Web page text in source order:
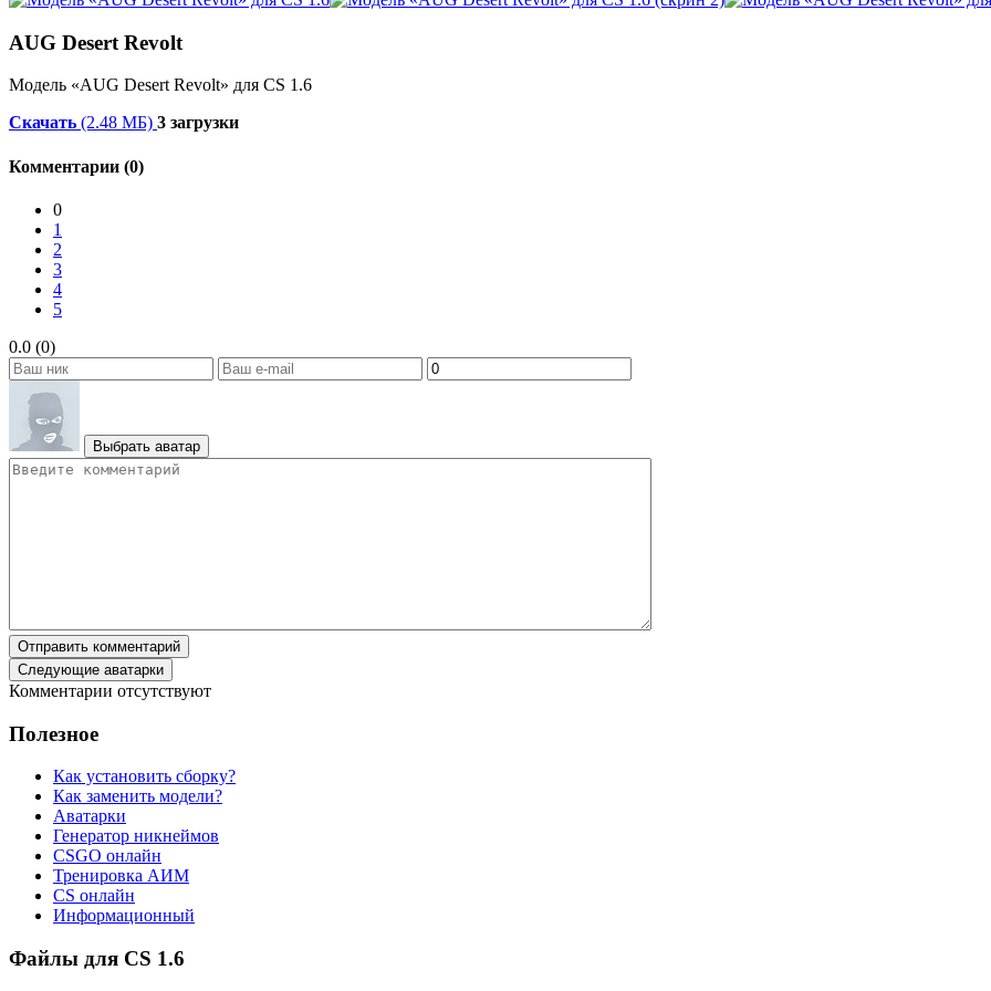
AUG Desert Revolt
Модель «AUG Desert Revolt» для CS 1.6
Скачать (2.48 МБ) 3 загрузки
Комментарии (0)
0
1
2
3
4
5
0.0 (0)
Выбрать аватар
Отправить комментарий
Следующие аватарки
Комментарии отсутствуют
Полезное
Как установить сборку?
Как заменить модели?
Аватарки
Генератор никнеймов
CSGO онлайн
Тренировка АИМ
CS онлайн
Информационный
Файлы для CS 1.6